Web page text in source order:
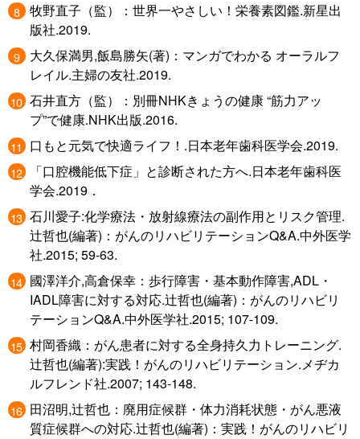
牧野直子（監）：世界一やさしい！栄養素図鑑.新星出
版社.2019.
大久保満男,飯島勝矢(著)：マンガでわかる オーラルフ
レイル.主婦の友社.2019.
石井直方（監）：別冊NHKきょうの健康 “筋力アッ
プ”で健康.NHK出版.2016.
口もと元気で快適ライフ！.日本老年歯科医学会.2019.
「口腔機能低下症」と診断された方へ.日本老年歯科医
学会.2019．
石川愛子:化学療法・放射線療法の副作用とリスク管理.
辻哲也(編著)：がんのリハビリテーションQ&A.中外医学
社.2015; 59-63.
國澤洋介,高倉保幸：歩行障害・基本動作障害,ADL・
IADL障害に対する対応.辻哲也(編著)：がんのリハビリ
テーションQ&A.中外医学社.2015; 107-109.
村岡香織：がん患者に対する全身持久力トレーニング.
辻哲也(編著):実践！がんのリハビリテーション.メヂカ
ルフレンド社.2007; 143-148.
田沼明,辻哲也：廃用症候群・体力消耗状態・がん悪液
質症候群への対応.辻哲也(編著)：実践！がんのリハビリ